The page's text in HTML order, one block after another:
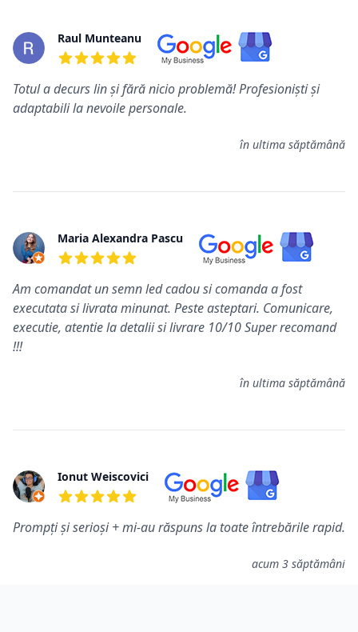
Review-uriRaul Munteanu
Totul a decurs lin și fără nicio problemă! Profesioniști și
adaptabili la nevoile personale.
în ultima săptămână
Maria Alexandra Pascu
Am comandat un semn led cadou si comanda a fost
executata si livrata minunat. Peste asteptari. Comunicare,
executie, atentie la detalii si livrare 10/10 Super recomand
!!!
în ultima săptămână
Ionut Weiscovici
Prompți și serioși + mi-au răspuns la toate întrebările rapid.
acum 3 săptămâni